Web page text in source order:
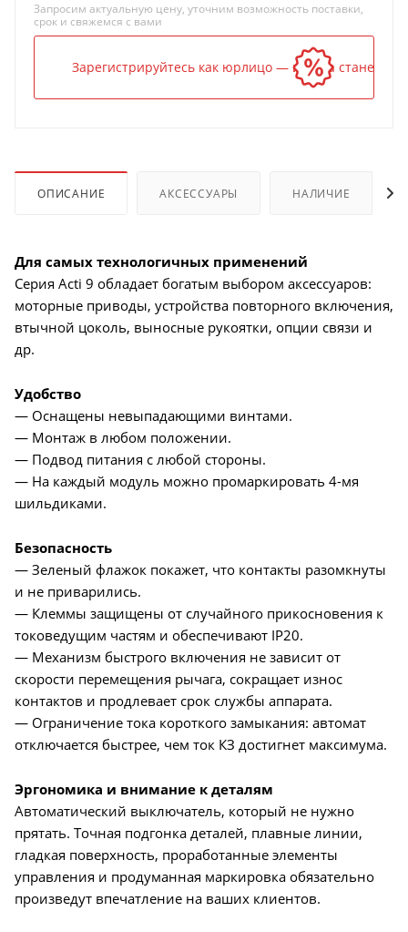
Запросим актуальную цену, уточним возможность поставки,
срок и свяжемся с вами
Зарегистрируйтесь как юрлицо — и цена станет
ОПИСАНИЕ АКСЕССУАРЫ НАЛИЧИЕ
Для самых технологичных применений
Серия Acti 9 обладает богатым выбором аксессуаров:
моторные приводы, устройства повторного включения,
втычной цоколь, выносные рукоятки, опции связи и
др.
Удобство
— Оснащены невыпадающими винтами.
— Монтаж в любом положении.
— Подвод питания с любой стороны.
— На каждый модуль можно промаркировать 4-мя
шильдиками.
Безопасность
— Зеленый флажок покажет, что контакты разомкнуты
и не приварились.
— Клеммы защищены от случайного прикосновения к
токоведущим частям и обеспечивают IP20.
— Механизм быстрого включения не зависит от
скорости перемещения рычага, сокращает износ
контактов и продлевает срок службы аппарата.
— Ограничение тока короткого замыкания: автомат
отключается быстрее, чем ток КЗ достигнет максимума.
Эргономика и внимание к деталям
Автоматический выключатель, который не нужно
прятать. Точная подгонка деталей, плавные линии,
гладкая поверхность, проработанные элементы
управления и продуманная маркировка обязательно
произведут впечатление на ваших клиентов.